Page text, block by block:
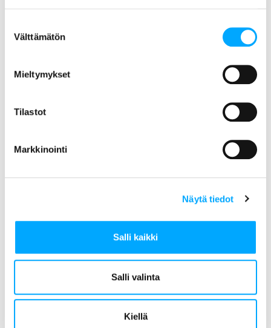
valinta
Välttämätön
Mieltymykset
Tilastot
Markkinointi
Näytä tiedot
Salli kaikki
Salli valinta
Kiellä
yhteistyöprojektia Aidonin kanssa,
energiapalveluiden johtaja.
osaamiseen ja teknologiaan on hieno
mahdollistaa tehokkaan ja luotettavan
maayhtiön toimitusjohtaja
Heggdal.
Järjestelmän käyttöönotto ja
asennukset ajoittuvat vuosille 2021-